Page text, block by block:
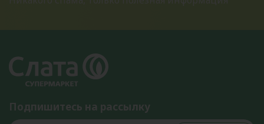
Подпишитесь на рассылку